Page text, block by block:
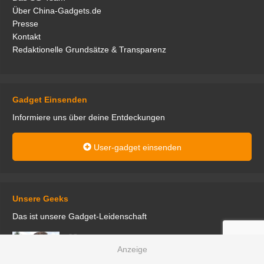
Über China-Gadgets.de
Presse
Kontakt
Redaktionelle Grundsätze & Transparenz
Gadget Einsenden
Informiere uns über deine Entdeckungen
User-gadget einsenden
Unsere Geeks
Das ist unsere Gadget-Leidenschaft
Aktuell interessiert mich vor allem das Thema E-